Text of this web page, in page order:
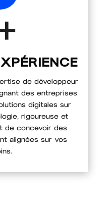
de développeur
des entreprises
digitales sur
rigoureuse et
de concevoir des
alignées sur vos